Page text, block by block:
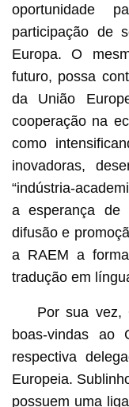
oportunidade
participação de
Europa. O
futuro, possa
da União
cooperação na
como
inovadoras,
“indústria-
a esperança de
difusão e
a RAEM a
tradução em
Por sua vez,
boas-vindas ao
respectiva
Europeia.
possuem uma